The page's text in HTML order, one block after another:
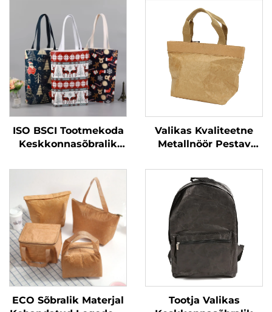
ISO BSCI Tootmekoda
Keskkonnasõbralik
Tootepagas Tyvek Kott
Taaskasutatav
Paberist Ostukott
Reklaam
Valikas Kvaliteetne
Metallnöör Pestav
Ostlemiseks
ECO Sõbralik Materjal
Tootja Valikas